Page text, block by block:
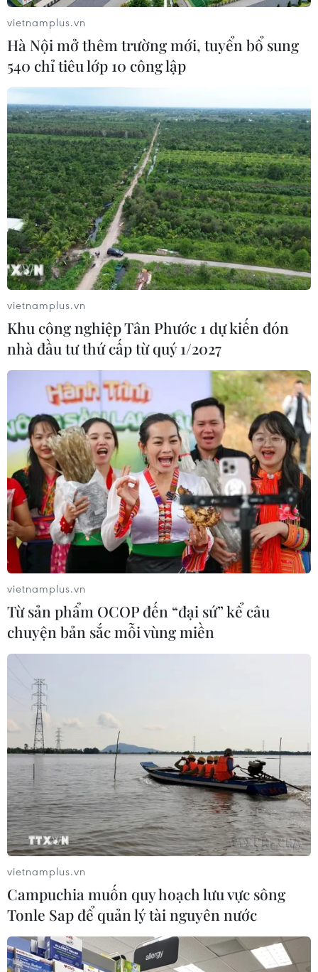
TIN CÙNG CHUYÊN MỤC
Đại tiệc Vespa 2026: Khi biểu
tượng 80 năm của Italy thăng hoa
giữa lòng đô thị hiện đại
09/08/2026 16:09
Xe điện Trung Quốc mở rộng
cuộc đua công nghệ ra Đông Nam Á
08/08/2026 03:00
Hãng BMW bắt đầu sản xuất hàng
loạt mẫu xe thuần điện “thế hệ mới”
Các thương hiệu xe cao cấp của Đức
trong cuộc khủng hoảng lợi nhuận
vietnamplus.vn
Hà Nội mở thêm trường mới, tuyển bổ sung
540 chỉ tiêu lớp 10 công lập
vietnamplus.vn
Khu công nghiệp Tân Phước 1 dự kiến đón
nhà đầu tư thứ cấp từ quý 1/2027
vietnamplus.vn
Từ sản phẩm OCOP đến “đại sứ” kể câu
chuyện bản sắc mỗi vùng miền
vietnamplus.vn
Campuchia muốn quy hoạch lưu vực sông
Tonle Sap để quản lý tài nguyên nước